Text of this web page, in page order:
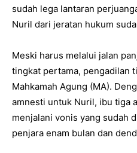
sudah lega lantaran
Nuril dari jeratan hukum
Meski harus melalui jalan
tingkat pertama, pengadilan
Mahkamah Agung (MA).
amnesti untuk Nuril, ibu tiga
menjalani vonis yang sudah
penjara enam bulan dan